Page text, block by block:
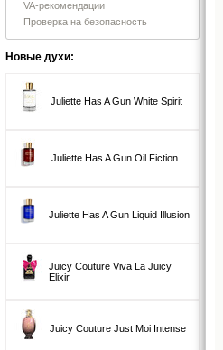
VA-рекомендации
Проверка на безопасность
Новые духи:
Juliette Has A Gun White Spirit
Juliette Has A Gun Oil Fiction
Juliette Has A Gun Liquid Illusion
Juicy Couture Viva La Juicy
Elixir
Juicy Couture Just Moi Intense